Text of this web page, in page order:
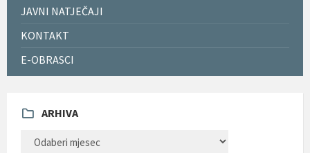
JAVNI NATJEČAJI
KONTAKT
E-OBRASCI
ARHIVA